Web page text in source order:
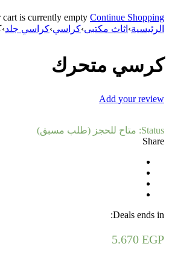
cart is currently empty Continue Shopping
الرئيسية› اثاث مكتبى›كراسي›كراسي جلد›
كرسي متحرك
Add your review
Status: متاح للحجز (طلب مسبق)
Share
Deals ends in:
5.670 EGP